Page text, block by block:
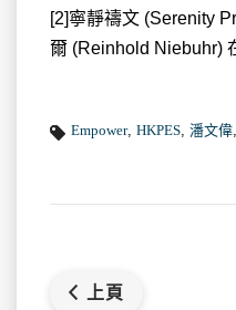
[2]寧靜禱文 (Serenity
爾 (Reinhold Niebuhr)
Empower, HKPES, 潘文偉,
上頁